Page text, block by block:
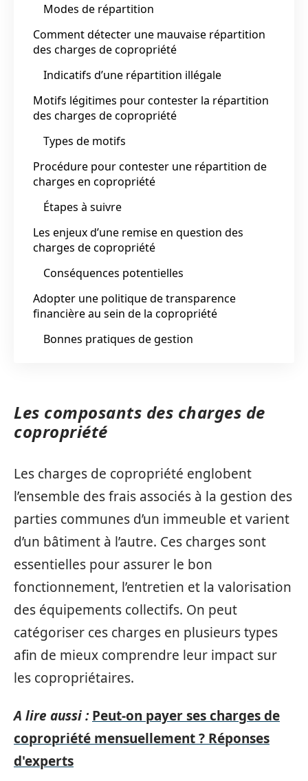
Modes de répartition
Comment détecter une mauvaise répartition
des charges de copropriété
Indicatifs d’une répartition illégale
Motifs légitimes pour contester la répartition
des charges de copropriété
Types de motifs
Procédure pour contester une répartition de
charges en copropriété
Étapes à suivre
Les enjeux d’une remise en question des
charges de copropriété
Conséquences potentielles
Adopter une politique de transparence
financière au sein de la copropriété
Bonnes pratiques de gestion
Les composants des charges de
copropriété
Les charges de copropriété englobent
l’ensemble des frais associés à la gestion des
parties communes d’un immeuble et varient
d’un bâtiment à l’autre. Ces charges sont
essentielles pour assurer le bon
fonctionnement, l’entretien et la valorisation
des équipements collectifs. On peut
catégoriser ces charges en plusieurs types
afin de mieux comprendre leur impact sur
les copropriétaires.
A lire aussi : Peut-on payer ses charges de
copropriété mensuellement ? Réponses
d'experts